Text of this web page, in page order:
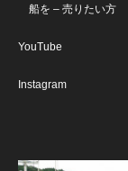
船を – 売りたい方
YouTube
Instagram